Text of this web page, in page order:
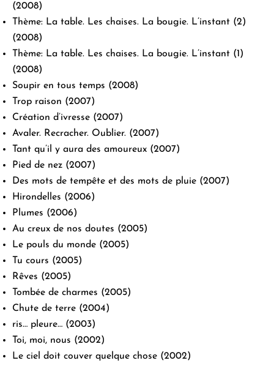
(2008)
Thème: La table. Les chaises. La bougie. L’instant (2)
(2008)
Thème: La table. Les chaises. La bougie. L’instant (1)
(2008)
Soupir en tous temps (2008)
Trop raison (2007)
Création d’ivresse (2007)
Avaler. Recracher. Oublier. (2007)
Tant qu’il y aura des amoureux (2007)
Pied de nez (2007)
Des mots de tempête et des mots de pluie (2007)
Hirondelles (2006)
Plumes (2006)
Au creux de nos doutes (2005)
Le pouls du monde (2005)
Tu cours (2005)
Rêves (2005)
Tombée de charmes (2005)
Chute de terre (2004)
ris… pleure… (2003)
Toi, moi, nous (2002)
Le ciel doit couver quelque chose (2002)